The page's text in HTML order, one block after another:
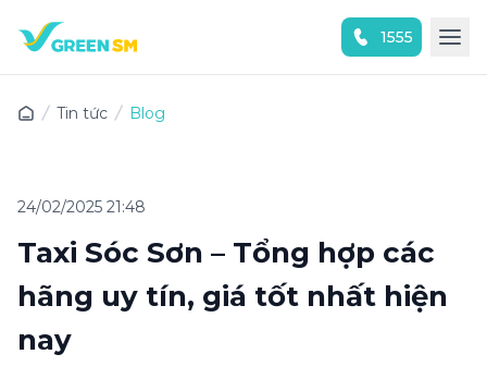
1555
Tin tức Blog
24/02/2025 21:48
Taxi Sóc Sơn – Tổng hợp các
hãng uy tín, giá tốt nhất hiện
nay